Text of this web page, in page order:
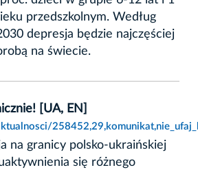
przedszkolnym. Według
depresja będzie najczęściej
na świecie.
[UA, EN]
na granicy polsko-ukraińskiej
się różnego